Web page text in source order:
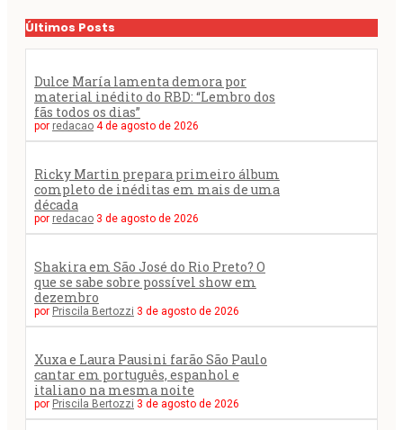
Últimos Posts
Dulce María lamenta demora por
material inédito do RBD: “Lembro dos
fãs todos os dias”
por redacao 4 de agosto de 2026
Ricky Martin prepara primeiro álbum
completo de inéditas em mais de uma
década
por redacao 3 de agosto de 2026
Shakira em São José do Rio Preto? O
que se sabe sobre possível show em
dezembro
por Priscila Bertozzi 3 de agosto de 2026
Xuxa e Laura Pausini farão São Paulo
cantar em português, espanhol e
italiano na mesma noite
por Priscila Bertozzi 3 de agosto de 2026